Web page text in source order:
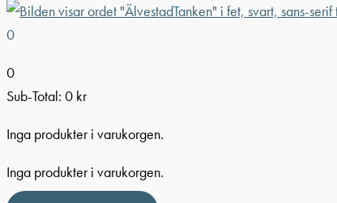
0
0
Sub-Total: 0 kr
Inga produkter i varukorgen.
Inga produkter i varukorgen.